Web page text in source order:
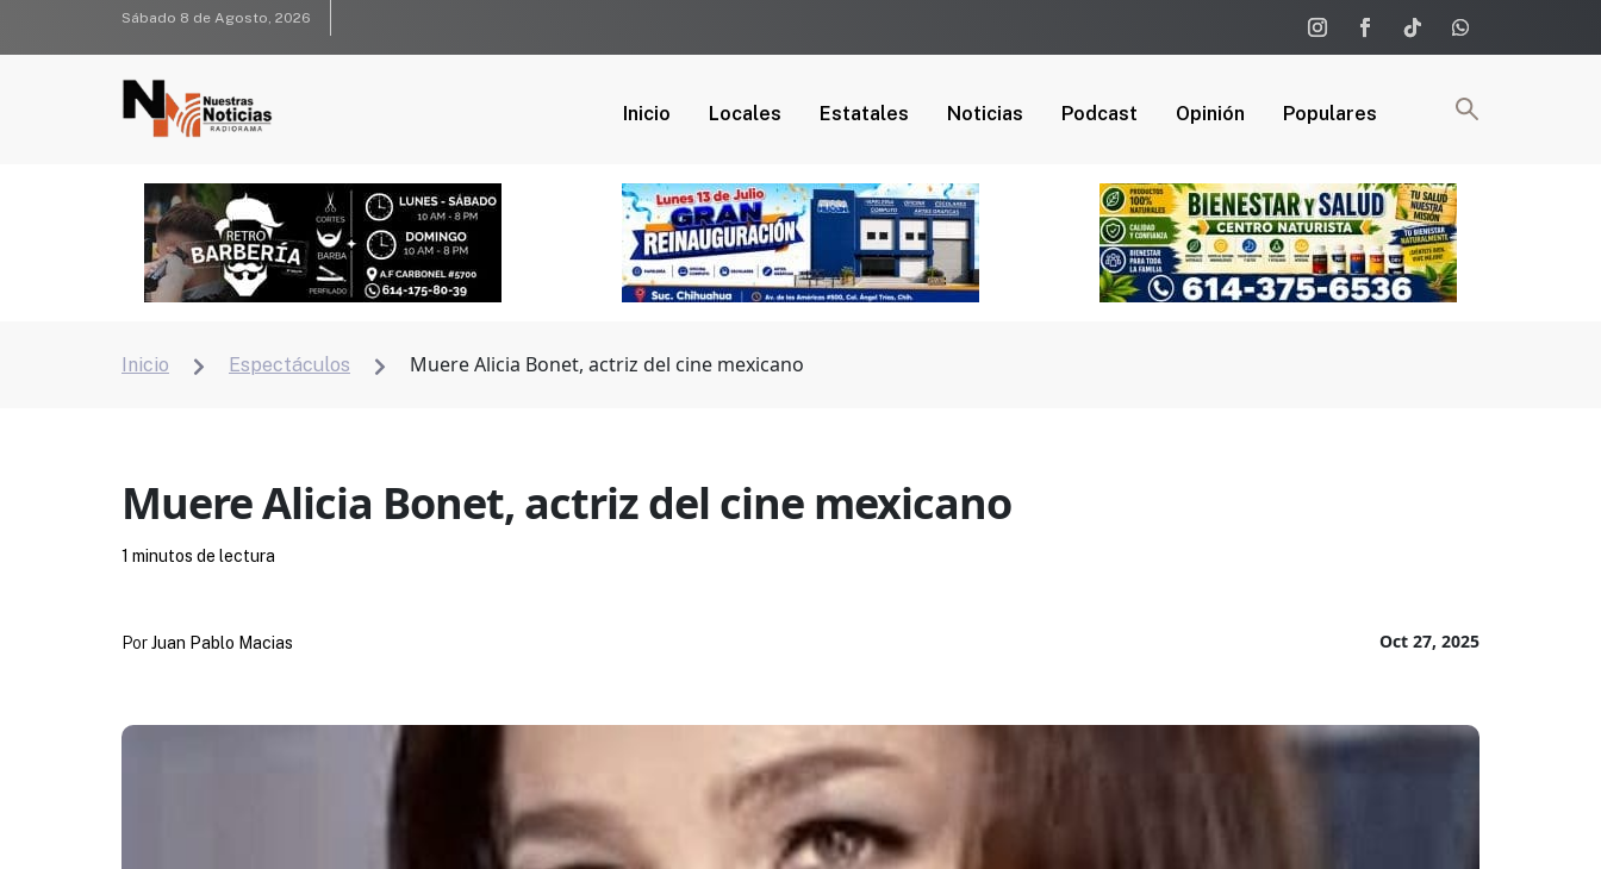
Sábado 8 de Agosto, 2026
Inicio Locales Estatales Noticias Podcast Opinión Populares
Inicio  Espectáculos  Muere Alicia Bonet, actriz del cine mexicano
Muere Alicia Bonet, actriz del cine mexicano
Oct 27, 2025
PorJuan Pablo Macias
1 minutos de lectura